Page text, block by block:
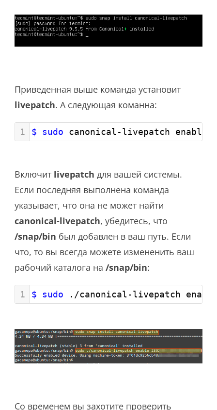
Приведенная выше команда установит
livepatch. А следующая команна:
1 $ sudo canonical-livepatch enable
Включит livepatch для вашей системы.
Если последняя выполнена команда
указывает, что она не может найти
canonical-livepatch, убедитесь, что
/snap/bin был добавлен в ваш путь. Если
что, то вы всегда можете измененить ваш
рабочий каталога на /snap/bin:
1 $ sudo ./canonical-livepatch enable
Со временем вы захотите проверить